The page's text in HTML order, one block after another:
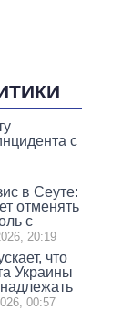
с
в Сеуте:
отменять
с
20:19
что
Украины
00:57